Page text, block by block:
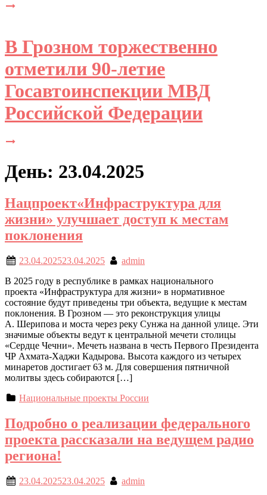
В Грозном торжественно
отметили 90-летие
Госавтоинспекции МВД
Российской Федерации
День: 23.04.2025
Нацпроект«Инфраструктура для
жизни» улучшает доступ к местам
поклонения
23.04.202523.04.2025
admin
В 2025 году в республике в рамках национального
проекта «Инфраструктура для жизни» в нормативное
состояние будут приведены три объекта, ведущие к местам
поклонения. В Грозном — это реконструкция улицы
А. Шерипова и моста через реку Сунжа на данной улице. Эти
значимые объекты ведут к центральной мечети столицы
«Сердце Чечни». Мечеть названа в честь Первого Президента
ЧР Ахмата-Хаджи Кадырова. Высота каждого из четырех
минаретов достигает 63 м. Для совершения пятничной
молитвы здесь собираются […]
Национальные проекты России
Подробно о реализации федерального
проекта рассказали на ведущем радио
региона!
23.04.202523.04.2025
admin